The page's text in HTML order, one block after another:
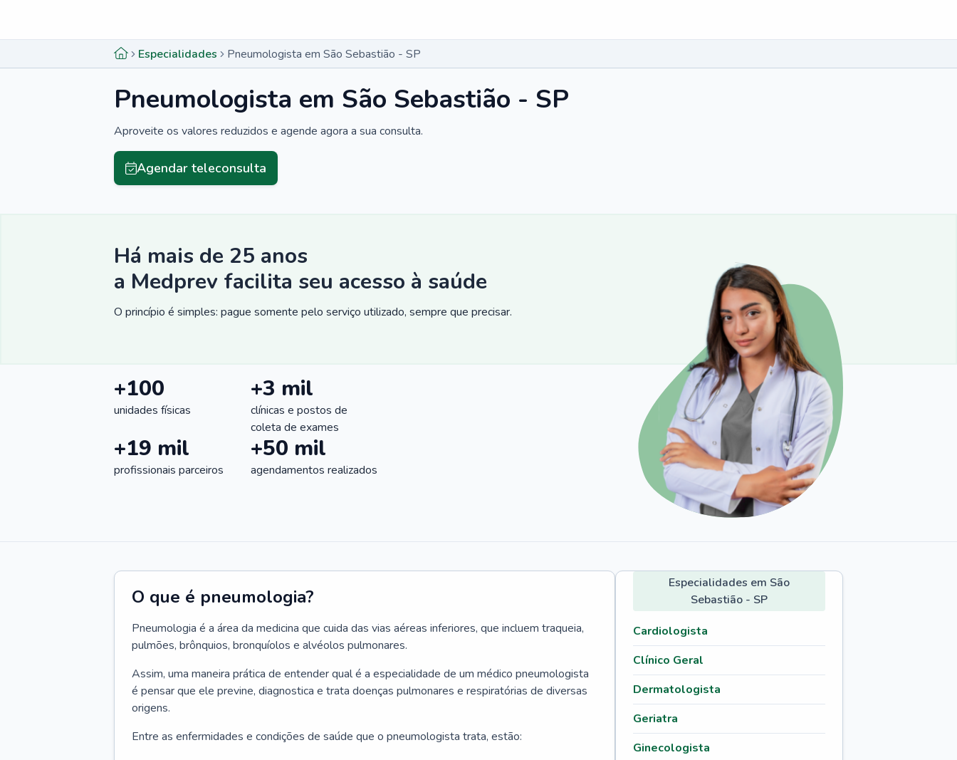
Especialidades Pneumologista em São Sebastião - SP
Pneumologista em São Sebastião - SP
Aproveite os valores reduzidos e agende agora a sua consulta.
Agendar teleconsulta
Há mais de 25 anos
a Medprev facilita seu acesso à saúde
O princípio é simples: pague somente pelo serviço utilizado, sempre que precisar.
+100
unidades físicas
+3 mil
clínicas e postos de
coleta de exames
+19 mil
profissionais parceiros
+50 mil
agendamentos realizados
O que é pneumologia?
Pneumologia é a área da medicina que cuida das vias aéreas inferiores, que incluem traqueia,
pulmões, brônquios, bronquíolos e alvéolos pulmonares.
Assim, uma maneira prática de entender qual é a especialidade de um médico pneumologista
é pensar que ele previne, diagnostica e trata doenças pulmonares e respiratórias de diversas
origens.
Entre as enfermidades e condições de saúde que o pneumologista trata, estão:
Especialidades em São
Sebastião - SP
Cardiologista
Clínico Geral
Dermatologista
Geriatra
Ginecologista